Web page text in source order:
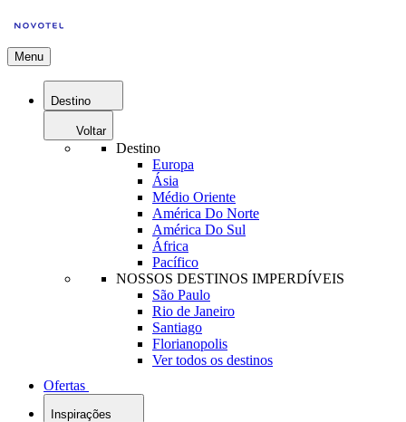
Menu
Destino
Voltar
Destino
Europa
Ásia
Médio Oriente
América Do Norte
América Do Sul
África
Pacífico
NOSSOS DESTINOS IMPERDÍVEIS
São Paulo
Rio de Janeiro
Santiago
Florianopolis
Ver todos os destinos
Ofertas
Inspirações